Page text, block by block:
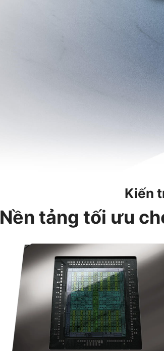
Kiến
Nền tảng tối ưu